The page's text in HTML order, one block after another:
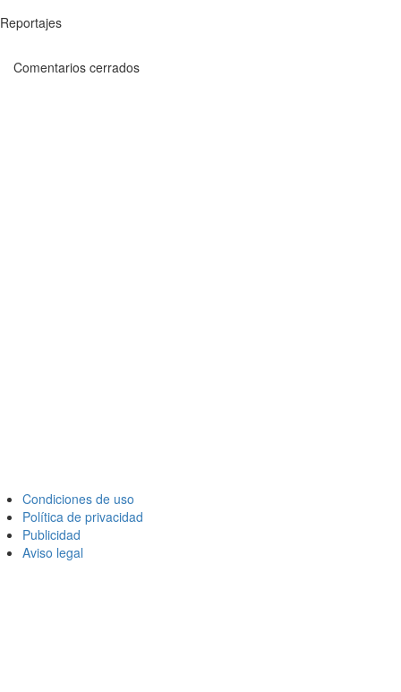
Reportajes
Comentarios cerrados
Condiciones de uso
Política de privacidad
Publicidad
Aviso legal